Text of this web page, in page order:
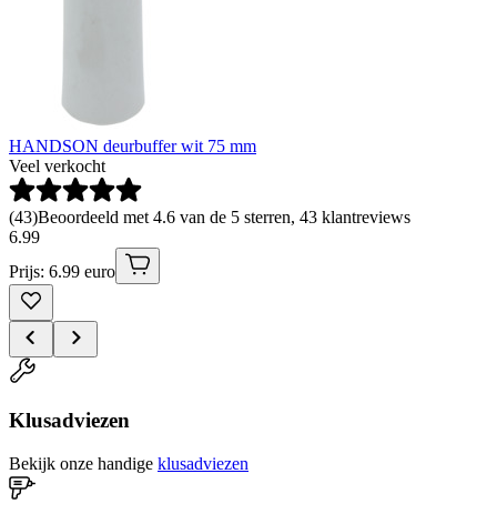
HANDSON deurbuffer wit 75 mm
Veel verkocht
(43)Beoordeeld met 4.6 van de 5 sterren, 43 klantreviews
6.99
Prijs: 6.99 euro
Klusadviezen
Bekijk onze handige klusadviezen